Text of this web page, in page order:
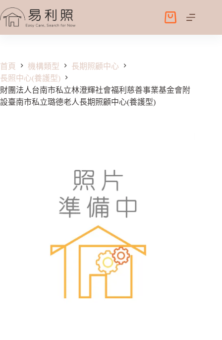
至
容
購
物
首頁 機構類型
長期照顧中心
長照中心(養護型)
財團法人台南市私立林澄輝社會福利慈善事業基金會附
設臺南市私立璐德老人長期照顧中心(養護型)